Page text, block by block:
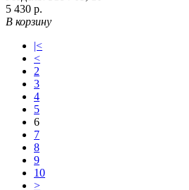
5 430 р.
В корзину
|<
<
2
3
4
5
6
7
8
9
10
>